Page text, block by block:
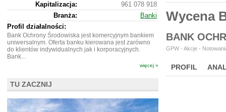
Wycena
BANK
GPW - Akcje -
PROFIL
Kapitalizacja:
961 078 918
Branża:
Banki
Profil działalności:
Bank Ochrony Środowiska jest komercyjnym bankiem
uniwersalnym. Oferta banku kierowana jest zarówno
do klientów indywidualnych jak i korporacyjnych.
Bank...
więcej »
TU ZACZNIJ